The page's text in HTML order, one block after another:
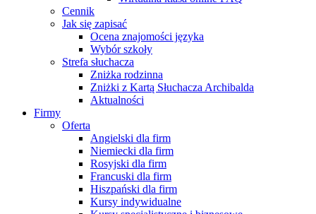
Cennik
Jak się zapisać
Ocena znajomości języka
Wybór szkoły
Strefa słuchacza
Zniżka rodzinna
Zniżki z Kartą Słuchacza Archibalda
Aktualności
Firmy
Oferta
Angielski dla firm
Niemiecki dla firm
Rosyjski dla firm
Francuski dla firm
Hiszpański dla firm
Kursy indywidualne